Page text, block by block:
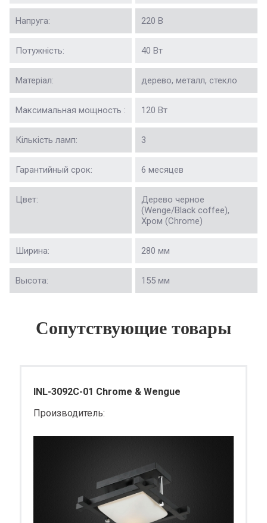
Напруга: 220 В
Потужність: 40 Вт
Матеріал: дерево, металл, стекло
Максимальная мощность : 120 Вт
Кількість ламп: 3
Гарантийный срок: 6 месяцев
Цвет:
Дерево черное
(Wenge/Black coffee),
Хром (Chrome)
Ширина: 280 мм
Высота: 155 мм
Сопутствующие товары
INL-3092C-01 Chrome & Wengue
Производитель: